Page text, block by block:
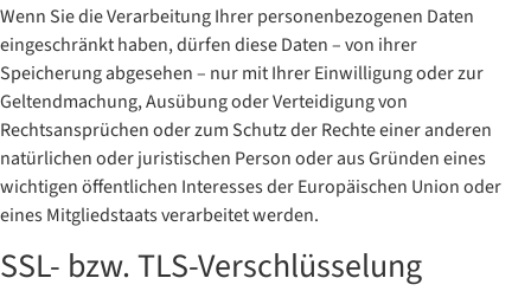
Wenn Sie die Verarbeitung Ihrer personenbezogenen Daten
eingeschränkt haben, dürfen diese Daten – von ihrer
Speicherung abgesehen – nur mit Ihrer Einwilligung oder zur
Geltendmachung, Ausübung oder Verteidigung von
Rechtsansprüchen oder zum Schutz der Rechte einer anderen
natürlichen oder juristischen Person oder aus Gründen eines
wichtigen öffentlichen Interesses der Europäischen Union oder
eines Mitgliedstaats verarbeitet werden.
SSL- bzw. TLS-Verschlüsselung